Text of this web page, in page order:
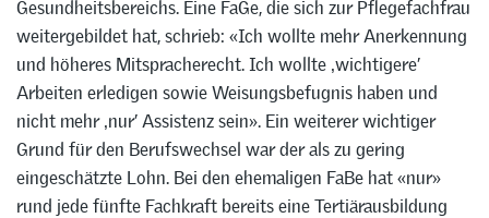
Gesundheitsbereichs. Eine FaGe, die sich zur Pflegefachfrau
weitergebildet hat, schrieb: «Ich wollte mehr Anerkennung
und höheres Mitspracherecht. Ich wollte ‚wichtigere’
Arbeiten erledigen sowie Weisungsbefugnis haben und
nicht mehr ‚nur’ Assistenz sein». Ein weiterer wichtiger
Grund für den Berufswechsel war der als zu gering
eingeschätzte Lohn. Bei den ehemaligen FaBe hat «nur»
rund jede fünfte Fachkraft bereits eine Tertiärausbildung